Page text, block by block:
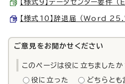
【様式9】データセンター要件
【様式10】辞退届 （Word
ご意見をお聞かせください
このページは役に立ちましたか
役に立った どちらとも